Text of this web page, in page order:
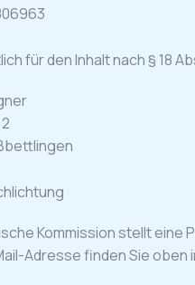
für den Inhalt nach § 18
Kommission stellt
Adresse finden Sie oben